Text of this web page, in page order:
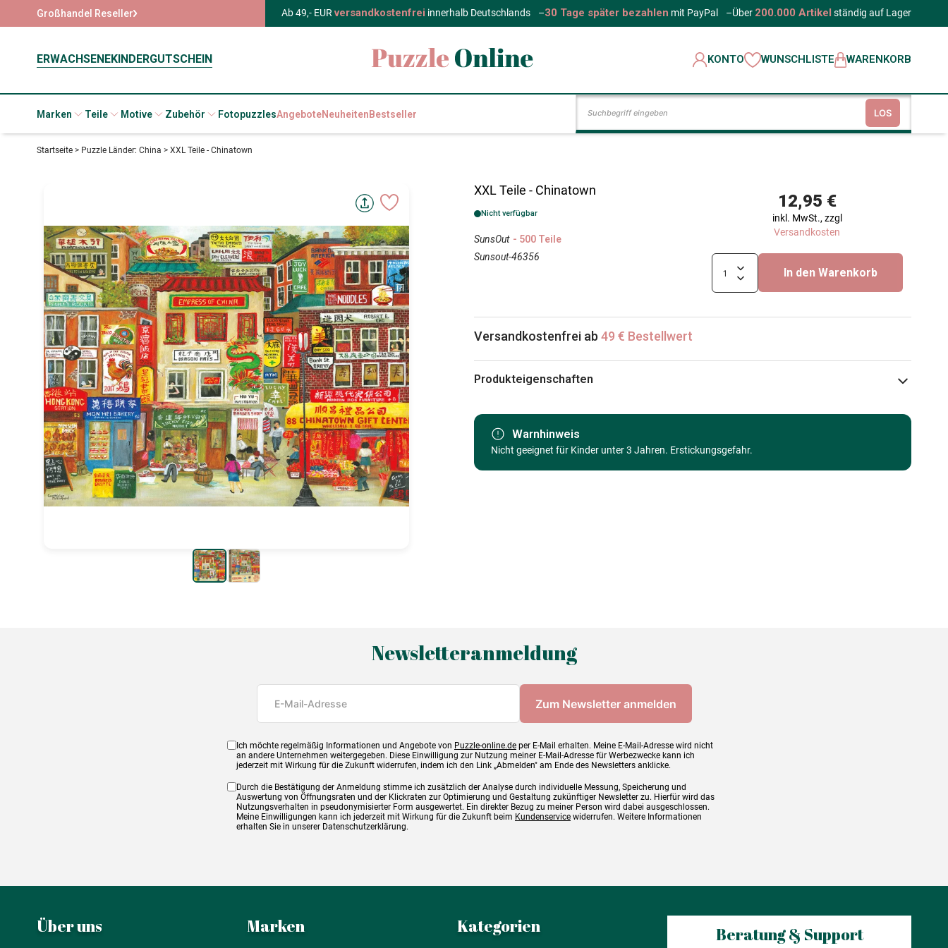
Großhandel Reseller Ab 49,- EURversandkostenfrei innerhalb Deutschlands –30 Tage später bezahlen mit PayPal –Über 200.000 Artikel ständig auf Lager
ERWACHSENEKINDERGUTSCHEIN KONTO WUNSCHLISTE WARENKORB
Marken Teile Motive Zubehör FotopuzzlesAngeboteNeuheitenBestseller LOS
Startseite > Puzzle Länder: China > XXL Teile - Chinatown
XXL Teile - Chinatown
Nicht verfügbar
SunsOut - 500 Teile
Sunsout-46356
12,95 €
inkl. MwSt., zzgl
Versandkosten
In den Warenkorb
Versandkostenfrei ab 49 € Bestellwert
Produkteigenschaften
Kategorie
Puzzle für Erwachsene (500 bis 48000 Teile)
Warnhinweis
Nicht geeignet für Kinder unter 3 Jahren. Erstickungsgefahr.
Newsletteranmeldung
Ich möchte regelmäßig Informationen und Angebote von Puzzle-online.de per E-Mail erhalten. Meine E-Mail-Adresse wird nicht
an andere Unternehmen weitergegeben. Diese Einwilligung zur Nutzung meiner E-Mail-Adresse für Werbezwecke kann ich
jederzeit mit Wirkung für die Zukunft widerrufen, indem ich den Link „Abmelden" am Ende des Newsletters anklicke.
Durch die Bestätigung der Anmeldung stimme ich zusätzlich der Analyse durch individuelle Messung, Speicherung und
Auswertung von Öffnungsraten und der Klickraten zur Optimierung und Gestaltung zukünftiger Newsletter zu. Hierfür wird das
Nutzungsverhalten in pseudonymisierter Form ausgewertet. Ein direkter Bezug zu meiner Person wird dabei ausgeschlossen.
Meine Einwilligungen kann ich jederzeit mit Wirkung für die Zukunft beim Kundenservice widerrufen. Weitere Informationen
erhalten Sie in unserer Datenschutzerklärung.
Über uns Marken Kategorien Beratung & Support